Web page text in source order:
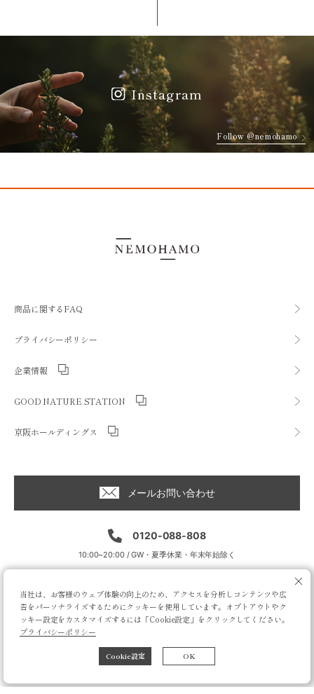
Instagram
Follow @nemohamo
当社は、お客様のウェブ体験の向上のため、アクセスを分析しコンテンツや広
告をパーソナライズするためにクッキーを使用しています。オプトアウトやク
ッキー設定をカスタマイズするには「Cookie設定」をクリックしてください。
プライバシーポリシー
Cookie設定 OK
商品に関するFAQ
プライバシーポリシー
企業情報
GOOD NATURE STATION
京阪ホールディングス
メールお問い合わせ
0120-088-808
10:00~20:00 / GW・夏季休業・年末年始除く
© BIOSTYLE Co.,Ltd. All rights reserved.